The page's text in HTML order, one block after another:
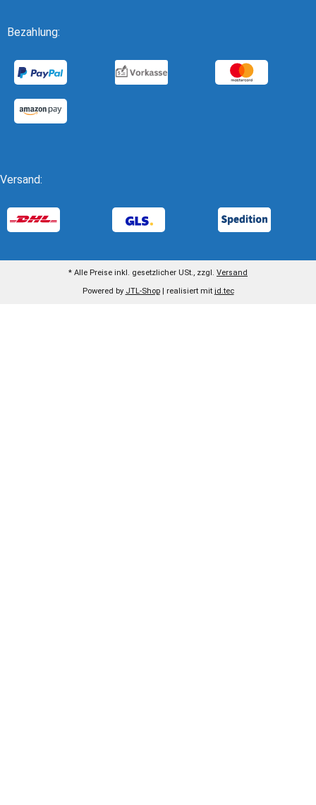
Bezahlung:
Versand:
* Alle Preise inkl. gesetzlicher USt., zzgl. Versand
Powered by JTL-Shop | realisiert mit jd.tec